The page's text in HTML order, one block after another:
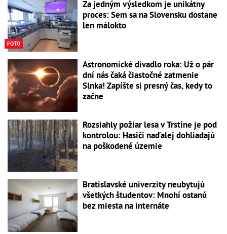
FOTO
Za jedným výsledkom je unikátny
proces: Sem sa na Slovensku dostane
len málokto
Astronomické divadlo roka: Už o pár
dní nás čaká čiastočné zatmenie
Slnka! Zapíšte si presný čas, kedy to
začne
Rozsiahly požiar lesa v Trstíne je pod
kontrolou: Hasiči naďalej dohliadajú
na poškodené územie
Bratislavské univerzity neubytujú
všetkých študentov: Mnohí ostanú
bez miesta na internáte